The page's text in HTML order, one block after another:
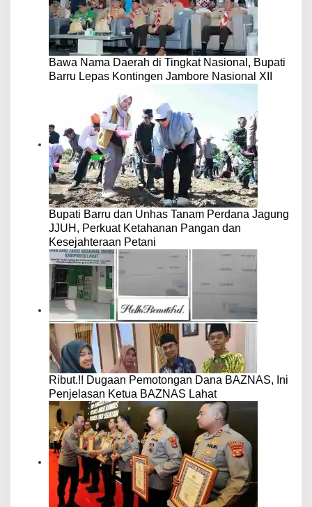
Bawa Nama Daerah di Tingkat Nasional, Bupati
Barru Lepas Kontingen Jambore Nasional XII
Bupati Barru dan Unhas Tanam Perdana Jagung
JJUH, Perkuat Ketahanan Pangan dan
Kesejahteraan Petani
Ribut.!! Dugaan Pemotongan Dana BAZNAS, Ini
Penjelasan Ketua BAZNAS Lahat